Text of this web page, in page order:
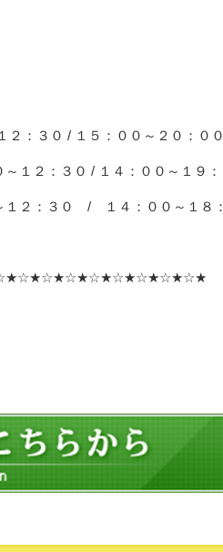
：３０ / １５：００～２０：００
３０ / １４：００～１９：
２：３０ / １４：００～１８